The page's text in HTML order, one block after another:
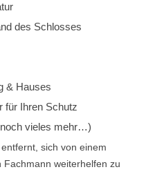
des Schlosses
& Hauses
für Ihren Schutz
noch vieles mehr…)
sich von einem
Fachmann weiterhelfen zu